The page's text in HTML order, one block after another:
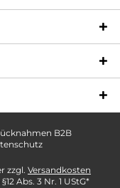
B2B
zzgl. Versandkosten
Abs. 3 Nr. 1 UStG*